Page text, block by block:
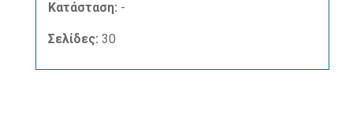
Κατάσταση: -
Σελίδες: 30